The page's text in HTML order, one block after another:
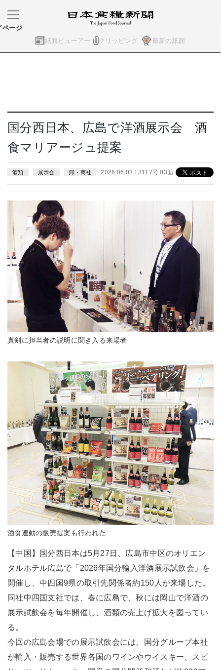
紙面ビューアー クリッピング 最新の紙面
ページ
国分西日本、広島で洋酒展示会 酒
食マリアージュ提案
酒類 展示会 卸・商社 2026.06.03 13117号 03面
真剣に担当者の説明に聞き入る来場者
酒食連動の販売提案も行われた
【中国】国分西日本は5月27日、広島市中区のオリエン
タルホテル広島で「2026年国分輸入洋酒展示試飲会」を
開催し、中四国9県の取引先関係者約150人が来場した。
同社中四国支社では、春に広島で、秋には岡山で洋酒の
展示試飲会を毎年開催し、酒類の売上げ拡大を図ってい
る。
今回の広島会場での展示試飲会には、国分グループ本社
が輸入・販売する世界各国のワインやウイスキー、スピ